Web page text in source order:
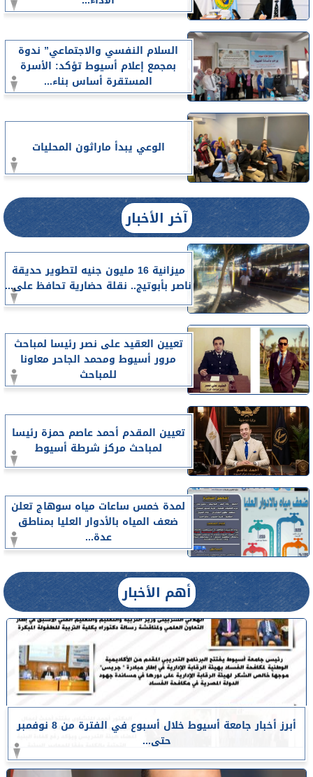
السلام النفسي والاجتماعي” ندوة
بمجمع إعلام أسيوط تؤكد: الأسرة
المستقرة أساس بناء...
الوعي يبدأ ماراثون المحليات
آخر الأخبار
ميزانية 16 مليون جنيه لتطوير حديقة
ناصر بأبوتيج.. نقلة حضارية تحافظ على...
تعيين العقيد على نصر رئيسا لمباحث
مرور أسيوط ومحمد الجاحر معاونا
للمباحث
تعيين المقدم أحمد عاصم حمزة رئيسا
لمباحث مركز شرطة أسيوط
لمدة خمس ساعات مياه سوهاج تعلن
ضعف المياه بالأدوار العليا بمناطق
عدة...
أهم الأخبار
أبرز أخبار جامعة أسيوط خلال أسبوع في الفترة من 8 نوفمبر
حتى...